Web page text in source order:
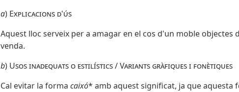
a) Explicacions d'ús
Aquest lloc serveix per a amagar en el cos d'un moble
venda.
b) Usos inadequats o estilístics / Variants gràfiques i fonètiques
Cal evitar la forma caixó* amb aquest significat, ja que aquesta